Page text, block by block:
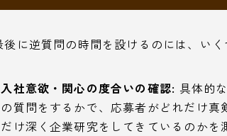
に逆質問の時間を設けるのには、いく
社意欲・関心の度合いの確認: 具体的
質問をするかで、応募者がどれだけ
け深く企業研究をしてきているのかを